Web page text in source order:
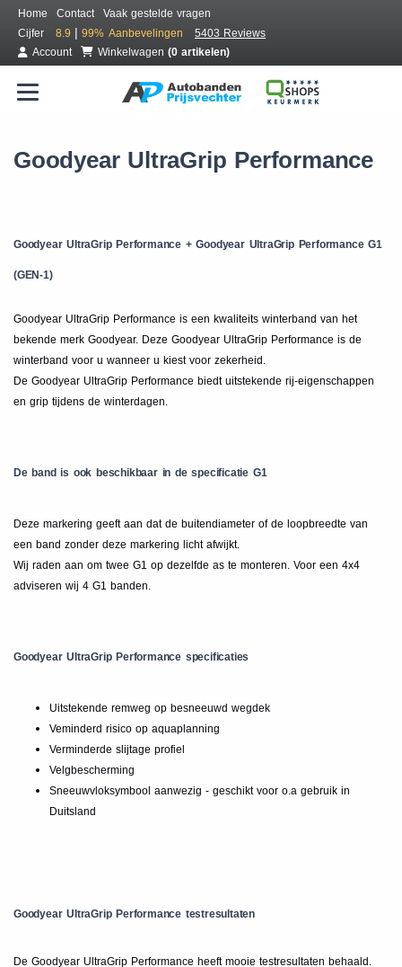
Home Contact
Vaak gestelde vragen
Cijfer
8.9 | 99% Aanbevelingen
5403 Reviews
Account
Winkelwagen (0 artikelen)
Goodyear UltraGrip Performance
Goodyear UltraGrip Performance + Goodyear UltraGrip Performance G1
(GEN-1)
Goodyear UltraGrip Performance is een kwaliteits winterband van het
bekende merk Goodyear. Deze Goodyear UltraGrip Performance is de
winterband voor u wanneer u kiest voor zekerheid.
De Goodyear UltraGrip Performance biedt uitstekende rij-eigenschappen
en grip tijdens de winterdagen.
De band is ook beschikbaar in de specificatie G1
Deze markering geeft aan dat de buitendiameter of de loopbreedte van
een band zonder deze markering licht afwijkt.
Wij raden aan om twee G1 op dezelfde as te monteren. Voor een 4x4
adviseren wij 4 G1 banden.
Goodyear UltraGrip Performance specificaties
Uitstekende remweg op besneeuwd wegdek
Veminderd risico op aquaplanning
Verminderde slijtage profiel
Velgbescherming
Sneeuwvloksymbool aanwezig - geschikt voor o.a gebruik in
Duitsland
Goodyear UltraGrip Performance testresultaten
De Goodyear UltraGrip Performance heeft mooie testresultaten behaald.